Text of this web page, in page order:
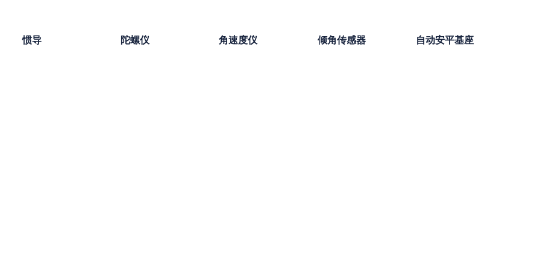
惯导 陀螺仪 角速度仪 倾角传感器 自动安平基座